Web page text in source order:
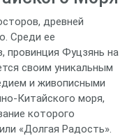
древней
Среди ее
провинция Фуцзянь на
своим уникальным
и живописными
Китайского моря,
которого
«Долгая Радость».